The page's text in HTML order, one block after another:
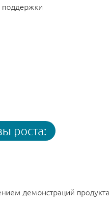
поддержки
роста:
демонстраций продукта